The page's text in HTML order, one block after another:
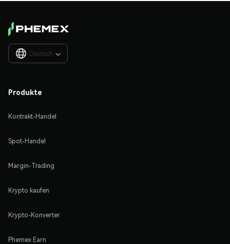
Deutsch 
Produkte
Kontrakt-Handel
Spot-Handel
Margin-Trading
Krypto kaufen
Krypto-Konverter
Phemex Earn